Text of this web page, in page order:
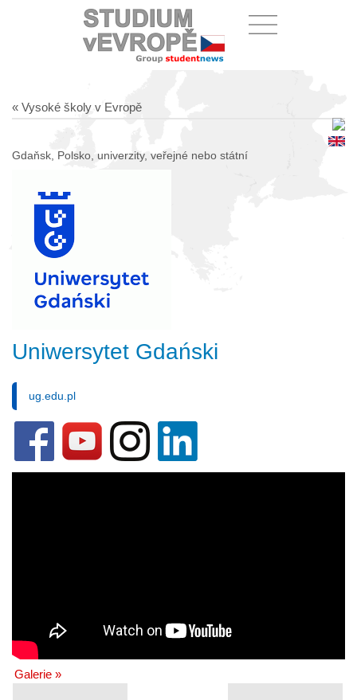
« Vysoké školy v Evropě
Gdaňsk, Polsko, univerzity, veřejné nebo státní
Uniwersytet Gdański
ug.edu.pl
Galerie »